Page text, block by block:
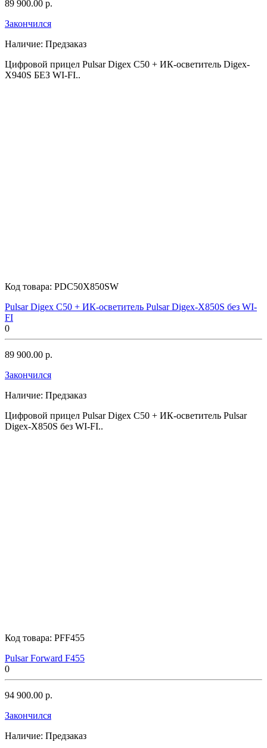
89 900.00 р.
Закончился
Наличие: Предзаказ
Цифровой прицел Pulsar Digex C50 + ИК-осветитель Digex-
X940S БЕЗ WI-FI..
Код товара: PDC50X850SW
Pulsar Digex C50 + ИК-осветитель Pulsar Digex-X850S без WI-
FI
0
89 900.00 р.
Закончился
Наличие: Предзаказ
Цифровой прицел Pulsar Digex C50 + ИК-осветитель Pulsar
Digex-X850S без WI-FI..
Код товара: PFF455
Pulsar Forward F455
0
94 900.00 р.
Закончился
Наличие: Предзаказ